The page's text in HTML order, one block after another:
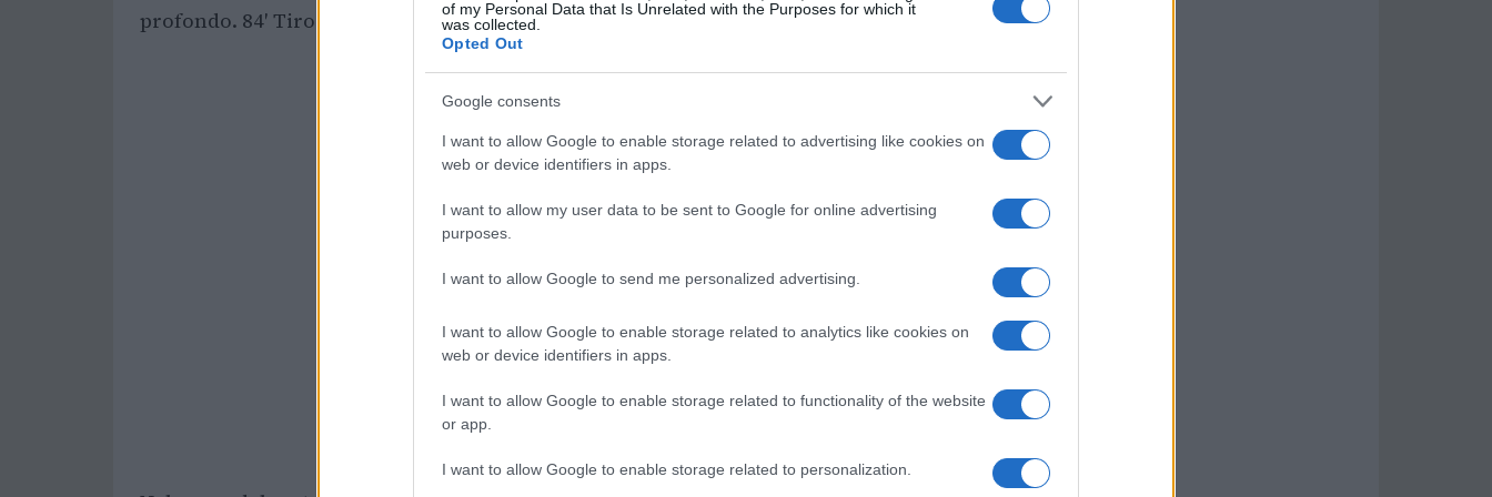
of my Personal Data that Is Unrelated with the Purposes for which it
was collected.
Opted Out
Google consents
I want to allow Google to enable storage related to advertising like cookies on
web or device identifiers in apps.
I want to allow my user data to be sent to Google for online advertising
purposes.
I want to allow Google to send me personalized advertising.
I want to allow Google to enable storage related to analytics like cookies on
web or device identifiers in apps.
I want to allow Google to enable storage related to functionality of the website
or app.
I want to allow Google to enable storage related to personalization.
profondo. 84′ Tiro parato in basso a sinistra.